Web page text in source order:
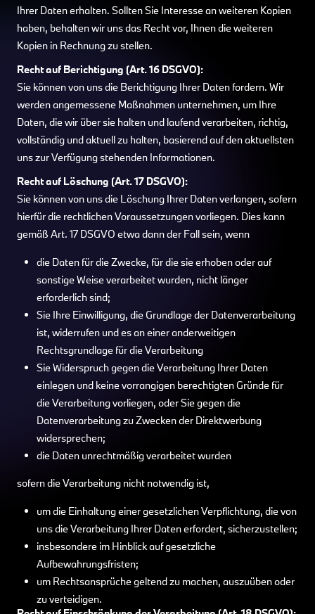
Ihrer Daten erhalten. Sollten Sie Interesse an weiteren Kopien
haben, behalten wir uns das Recht vor, Ihnen die weiteren
Kopien in Rechnung zu stellen.
Recht auf Berichtigung (Art. 16 DSGVO):
Sie können von uns die Berichtigung Ihrer Daten fordern. Wir
werden angemessene Maßnahmen unternehmen, um Ihre
Daten, die wir über sie halten und laufend verarbeiten, richtig,
vollständig und aktuell zu halten, basierend auf den aktuellsten
uns zur Verfügung stehenden Informationen.
Recht auf Löschung (Art. 17 DSGVO):
Sie können von uns die Löschung Ihrer Daten verlangen, sofern
hierfür die rechtlichen Voraussetzungen vorliegen. Dies kann
gemäß Art. 17 DSGVO etwa dann der Fall sein, wenn
die Daten für die Zwecke, für die sie erhoben oder auf
sonstige Weise verarbeitet wurden, nicht länger
erforderlich sind;
Sie Ihre Einwilligung, die Grundlage der Datenverarbeitung
ist, widerrufen und es an einer anderweitigen
Rechtsgrundlage für die Verarbeitung
Sie Widerspruch gegen die Verarbeitung Ihrer Daten
einlegen und keine vorrangigen berechtigten Gründe für
die Verarbeitung vorliegen, oder Sie gegen die
Datenverarbeitung zu Zwecken der Direktwerbung
widersprechen;
die Daten unrechtmäßig verarbeitet wurden
sofern die Verarbeitung nicht notwendig ist,
um die Einhaltung einer gesetzlichen Verpflichtung, die von
uns die Verarbeitung Ihrer Daten erfordert, sicherzustellen;
insbesondere im Hinblick auf gesetzliche
Aufbewahrungsfristen;
um Rechtsansprüche geltend zu machen, auszuüben oder
zu verteidigen.